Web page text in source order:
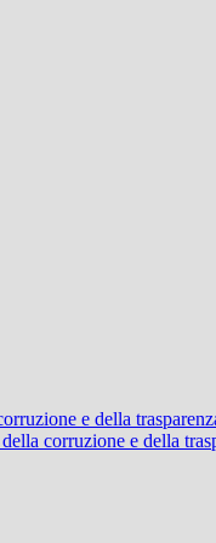
e della
corruzione e della